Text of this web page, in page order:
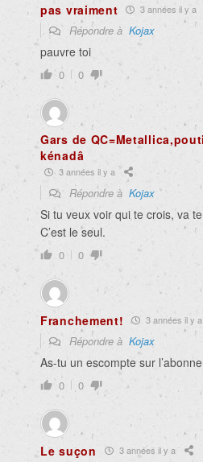
pas vraiment 3 années il y a
Répondre à Kojax
pauvre toi
0 0
Gars de
kénadâ
3 années il y a
Répondre à Kojax
Si tu veux voir qui te crois, va
C’est le seul.
0 0
Franchement! 3 années il y a
Répondre à Kojax
As-tu un escompte sur
0 0
Le suçon 3 années il y a